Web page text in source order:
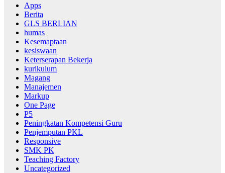
Apps
Berita
GLS BERLIAN
humas
Kesemaptaan
kesiswaan
Keterserapan Bekerja
kurikulum
Magang
Manajemen
Markup
One Page
P5
Peningkatan Kompetensi Guru
Penjemputan PKL
Responsive
SMK PK
Teaching Factory
Uncategorized